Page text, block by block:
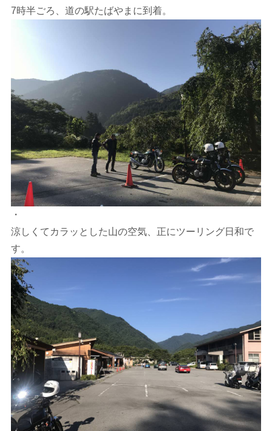
7時半ごろ、道の駅たばやまに到着。
・
涼しくてカラッとした山の空気、正にツーリング日和で
す。